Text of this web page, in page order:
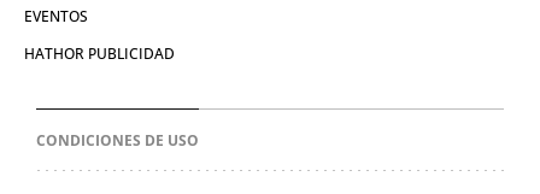
EVENTOS
HATHOR PUBLICIDAD
CONDICIONES DE USO